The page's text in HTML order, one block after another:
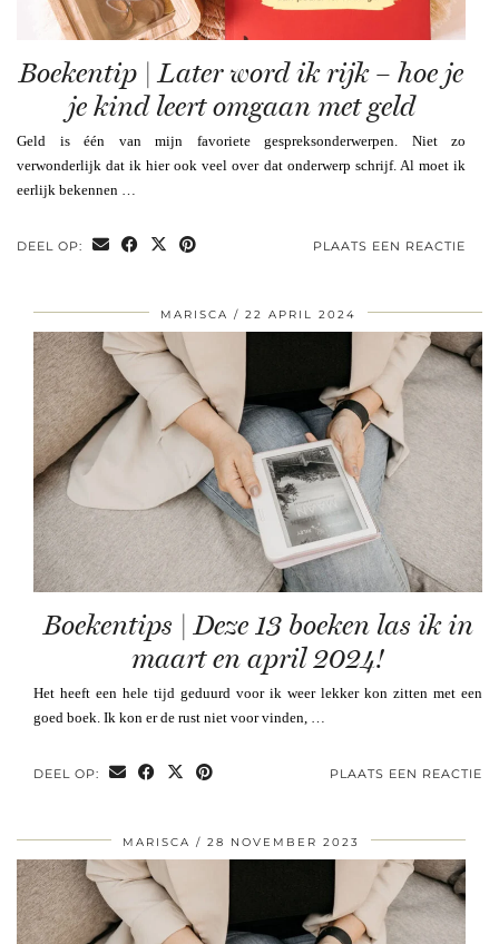
Boekentip | Later word ik rijk – hoe je
je kind leert omgaan met geld
Geld is één van mijn favoriete gespreksonderwerpen. Niet zo
verwonderlijk dat ik hier ook veel over dat onderwerp schrijf. Al moet ik
eerlijk bekennen …
DEEL OP: PLAATS EEN REACTIE
MARISCA 22 APRIL 2024
Boekentips | Deze 13 boeken las ik in
maart en april 2024!
Het heeft een hele tijd geduurd voor ik weer lekker kon zitten met een
goed boek. Ik kon er de rust niet voor vinden, …
DEEL OP: PLAATS EEN REACTIE
MARISCA 28 NOVEMBER 2023